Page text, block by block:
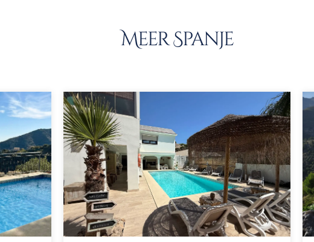
Meer Spanje